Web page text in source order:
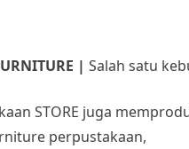
| Salah satu
STORE juga
perpustakaan,